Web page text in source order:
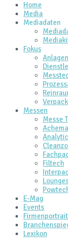
Home
Media
Mediadaten
Fokus
Messen
Messe
Achema
Filtech
E‑Mag
Events
Lexikon